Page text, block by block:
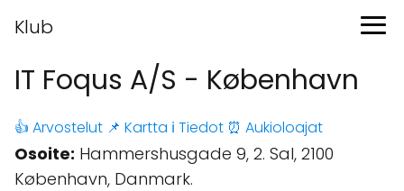
Klub
IT Foqus A/S - København
👍 Arvostelut 📌 Kartta ℹ️ Tiedot ⏰ Aukioloajat
Osoite: Hammershusgade 9, 2. Sal, 2100
København, Danmark.